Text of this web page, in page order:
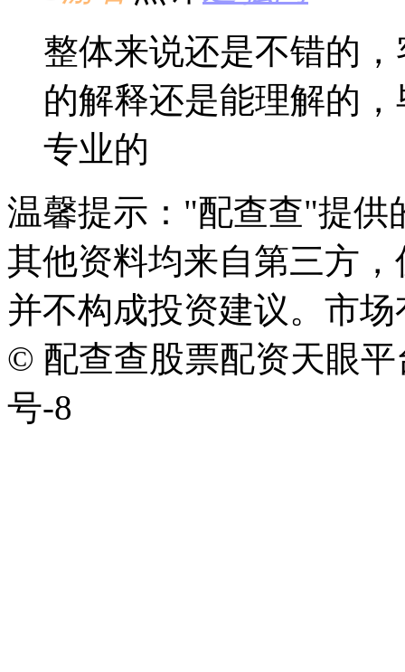
整体来说还是不错的
的解释还是能理解的
专业的
温馨提示："配查查"提供
其他资料均来自第三方
并不构成投资建议。市
© 配查查股票配资天眼平
号-8